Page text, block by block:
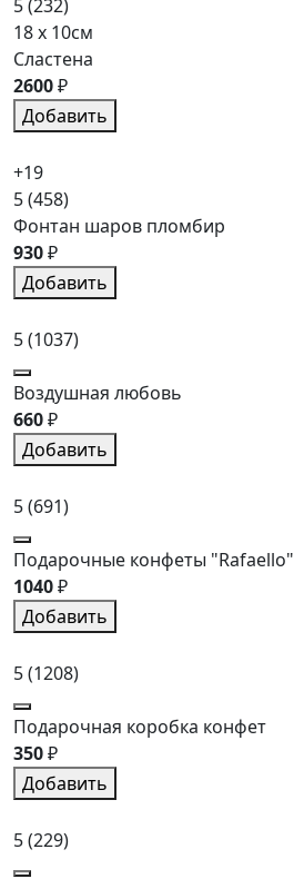
5(232)
18 x 10см
Сластена
2600₽
Добавить
+19
5(458)
Фонтан шаров пломбир
930₽
Добавить
5(1037)
Воздушная любовь
660₽
Добавить
5(691)
Подарочные конфеты "Rafaello"
1040₽
Добавить
5(1208)
Подарочная коробка конфет
350₽
Добавить
5(229)